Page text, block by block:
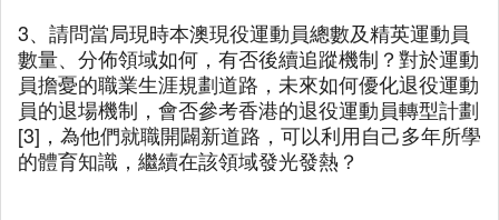
3、請問當局現時本澳現役運動員總數及精英運動員
數量、分佈領域如何，有否後續追蹤機制？對於運動
員擔憂的職業生涯規劃道路，未來如何優化退役運動
員的退場機制，會否參考香港的退役運動員轉型計劃
[3]，為他們就職開闢新道路，可以利用自己多年所學
的體育知識，繼續在該領域發光發熱？